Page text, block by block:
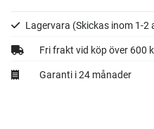
Lagervara (Skickas inom 1-2
Fri frakt vid köp över 600
Garanti i 24 månader